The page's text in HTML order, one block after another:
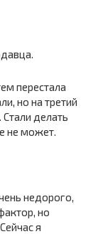
перестала
но на третий
делать
не может.
недорого,
но
я